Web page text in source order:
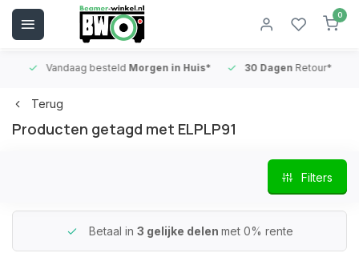
0
Vandaag besteldMorgen in Huis* 30 DagenRetour*
Terug
Producten getagd met ELPLP91
Filters
Betaal in 3 gelijke delen met 0% rente